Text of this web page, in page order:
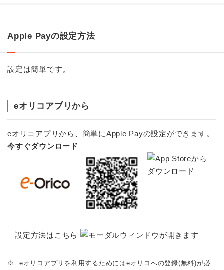
Apple Payの設定方法
設定は簡単です。
eオリコアプリから
eオリコアプリから、簡単にApple Payの設定ができます。
今すぐダウンロード
設定方法はこちら
※
eオリコアプリを利用するためにはeオリコへの登録(無料)が必